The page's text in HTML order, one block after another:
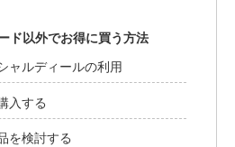
ド以外でお得に買う方法
ャルディールの利用
入する
を検討する